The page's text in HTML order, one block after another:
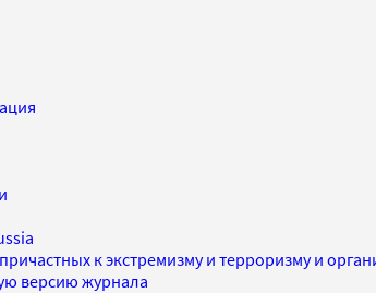
к экстремизму и терроризму и
версию журнала